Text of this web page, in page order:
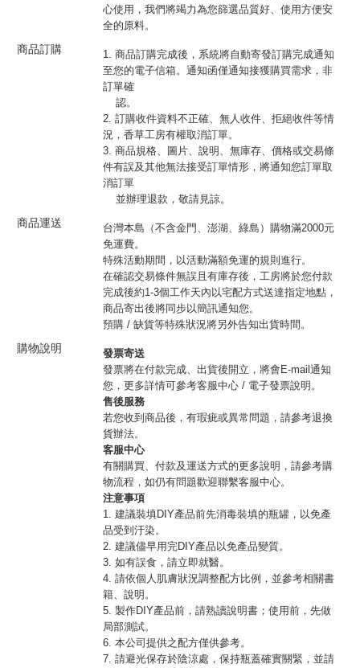
心使用，我們將竭力為您篩選品質好、使用方便安
全的原料。
商品訂購
1. 商品訂購完成後，系統將自動寄發訂購完成通知
至您的電子信箱。通知函僅通知接獲購買需求，非
訂單確
認。
2. 訂購收件資料不正確、無人收件、拒絕收件等情
況，香草工房有權取消訂單。
3. 商品規格、圖片、說明、無庫存、價格或交易條
件有誤及其他無法接受訂單情形，將通知您訂單取
消訂單
並辦理退款，敬請見諒。
商品運送
台灣本島（不含金門、澎湖、綠島）購物滿2000元
免運費。
特殊活動期間，以活動滿額免運的規則進行。
在確認交易條件無誤且有庫存後，工房將於您付款
完成後約1-3個工作天內以宅配方式送達指定地點，
商品寄出後將同步以簡訊通知您。
預購 / 缺貨等特殊狀況將另外告知出貨時間。
購物說明
發票寄送
發票將在付款完成、出貨後開立，將會E-mail通知
您，更多詳情可參考客服中心 / 電子發票說明。
售後服務
若您收到商品後，有瑕疵或異常問題，請參考退換
貨辦法。
客服中心
有關購買、付款及運送方式的更多說明，請參考購
物流程，如仍有問題歡迎聯繫客服中心。
注意事項
1. 建議裝填DIY產品前先消毒裝填的瓶罐，以免產
品受到汙染。
2. 建議儘早用完DIY產品以免產品變質。
3. 如有誤食，請立即就醫。
4. 請依個人肌膚狀況調整配方比例，並參考相關書
籍、說明。
5. 製作DIY產品前，請熟讀說明書；使用前，先做
局部測試。
6. 本公司提供之配方僅供參考。
7. 請避光保存於陰涼處，保持瓶蓋確實關緊，並請